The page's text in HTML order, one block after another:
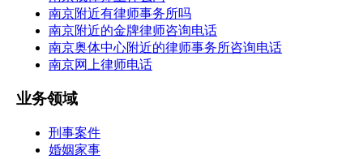
南京附近有律师事务所吗
南京附近的金牌律师咨询电话
南京奥体中心附近的律师事务所咨询电话
南京网上律师电话
业务领域
刑事案件
婚姻家事